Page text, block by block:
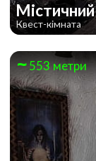
Квест-кімната
553 метри